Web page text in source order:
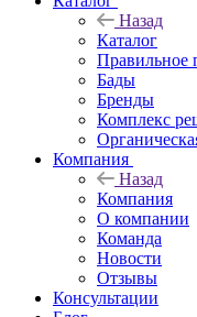
Назад
Каталог
Правильное
Бады
Бренды
Комплекс
Компания
Назад
Компания
О компании
Команда
Новости
Отзывы
Консультации